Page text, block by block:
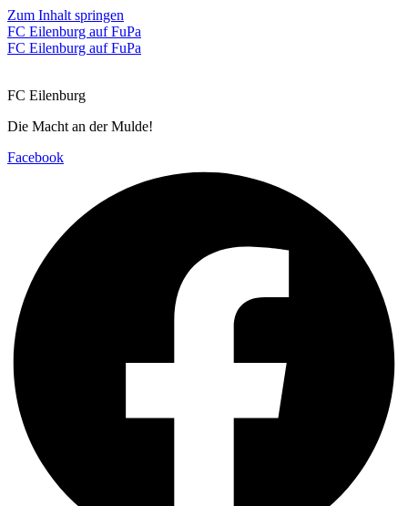
Zum Inhalt springen
FC Eilenburg auf FuPa
FC Eilenburg auf FuPa
FC Eilenburg
Die Macht an der Mulde!
Facebook